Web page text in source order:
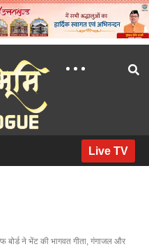
Live TV
बोर्ड ने भेंट की भागवत गीता, गंगाजल और